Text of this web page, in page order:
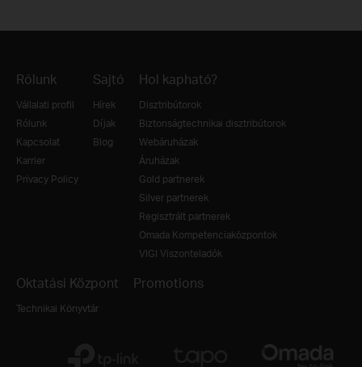
Rólunk
Vállalati profil
Rólunk
Kapcsolat
Karrier
Privacy Policy
Sajtó
Hírek
Díjak
Blog
Hol kapható?
Disztribútorok
Biztonságtechnikai disztribútorok
Webáruházak
Áruházak
Gold partnerek
Silver partnerek
Regisztrált partnerek
Omada Kompetenciaközpontok
VIGI Viszonteladók
Oktatási Központ
Technikai Könyvtár
Promotions